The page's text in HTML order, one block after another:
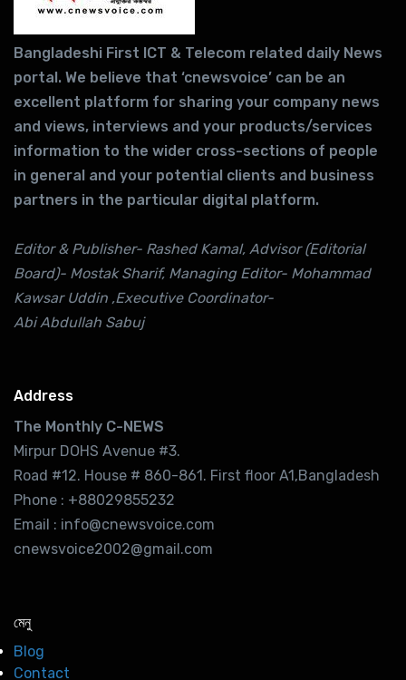
Bangladeshi First ICT & Telecom related daily News
portal. We believe that ‘cnewsvoice’ can be an
excellent platform for sharing your company news
and views, interviews and your products/services
information to the wider cross-sections of people
in general and your potential clients and business
partners in the particular digital platform.
Editor & Publisher- Rashed Kamal, Advisor (Editorial
Board)- Mostak Sharif, Managing Editor- Mohammad
Kawsar Uddin ,Executive Coordinator-
Abi Abdullah Sabuj
Address
The Monthly C-NEWS
Mirpur DOHS Avenue #3.
Road #12. House # 860-861. First floor A1,Bangladesh
Phone : +88029855232
Email : info@cnewsvoice.com
cnewsvoice2002@gmail.com
মেনু
Blog
Contact